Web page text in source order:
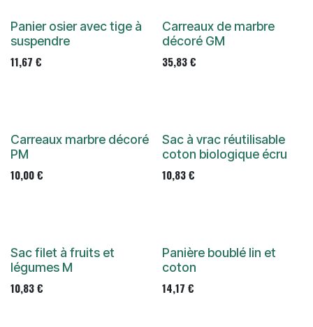
Panier osier avec tige à
suspendre
11,67 €
Carreaux de marbre
décoré GM
35,83€
Carreaux marbre décoré
PM
10,00€
Sac à vrac réutilisable
coton biologique écru
10,83€
Sac filet à fruits et
légumes M
10,83€
Panière boublé lin et
coton
14,17 €